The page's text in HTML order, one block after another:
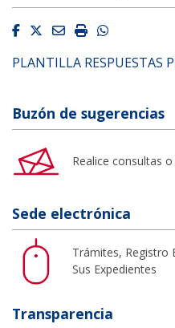
Facebook
Twitter
EmailImprimirWhatsapp
PLANTILLA RESPUESTAS
Buzón de sugerencias
Realice consultas
Sede electrónica
Trámites, Registro
Sus Expedientes
Transparencia